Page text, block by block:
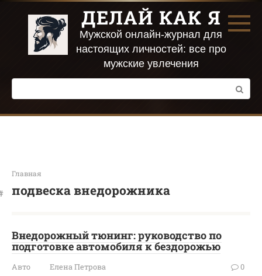
Перейти
контенту
ДЕЛАЙ КАК Я
Мужской онлайн-журнал для
настоящих личностей: все про
мужские увлечения
Поиск:
Главная
подвеска внедорожника
Внедорожный тюнинг: руководство по
подготовке автомобиля к бездорожью
Авто Елена Петрова 0